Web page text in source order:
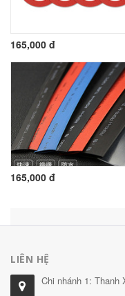
165,000 đ
165,000 đ
LIÊN HỆ
Chi nhánh 1: Thanh